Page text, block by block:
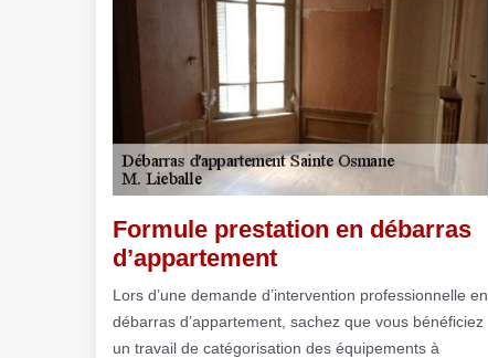
Formule prestation en débarras
d’appartement
Lors d’une demande d’intervention professionnelle en
débarras d’appartement, sachez que vous bénéficiez
un travail de catégorisation des équipements à